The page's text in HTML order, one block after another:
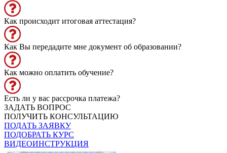
Как происходит итоговая аттестация?
Как Вы передадите мне документ об образовании?
Как можно оплатить обучение?
Есть ли у вас рассрочка платежа?
ЗАДАТЬ ВОПРОС
ПОЛУЧИТЬ КОНСУЛЬТАЦИЮ
ПОДАТЬ ЗАЯВКУ
ПОДОБРАТЬ КУРС
ВИДЕОИНСТРУКЦИЯ